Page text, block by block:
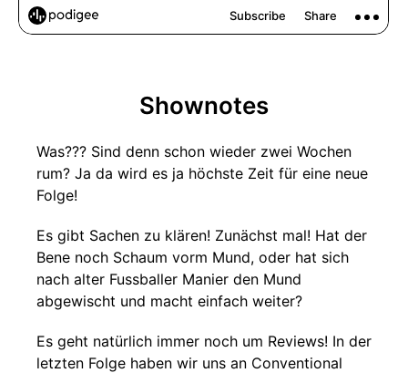
Shownotes
Was??? Sind denn schon wieder zwei Wochen
rum? Ja da wird es ja höchste Zeit für eine neue
Folge!
Es gibt Sachen zu klären! Zunächst mal! Hat der
Bene noch Schaum vorm Mund, oder hat sich
nach alter Fussballer Manier den Mund
abgewischt und macht einfach weiter?
Es geht natürlich immer noch um Reviews! In der
letzten Folge haben wir uns an Conventional